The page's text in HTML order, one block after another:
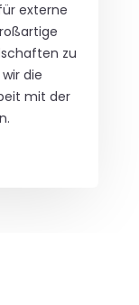
externe
zu
die
mit der